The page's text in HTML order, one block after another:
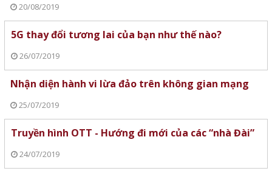
20/08/2019
5G thay đổi tương lai của bạn như thế nào?
26/07/2019
Nhận diện hành vi lừa đảo trên không gian mạng
25/07/2019
Truyền hình OTT - Hướng đi mới của các “nhà Đài”
24/07/2019